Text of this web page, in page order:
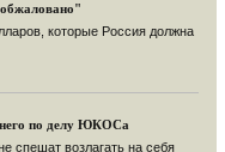
которые Россия должна
по делу ЮКОСа
спешат возлагать на себя